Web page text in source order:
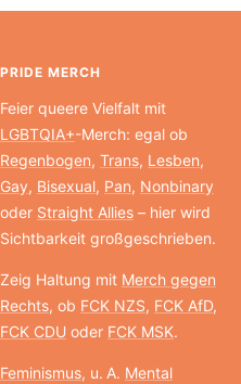
PRIDE MERCH
Feier queere Vielfalt mit
LGBTQIA+-Merch: egal ob
Regenbogen, Trans, Lesben,
Gay, Bisexual, Pan, Nonbinary
oder Straight Allies – hier wird
Sichtbarkeit großgeschrieben.
Zeig Haltung mit Merch gegen
Rechts, ob FCK NZS, FCK AfD,
FCK CDU oder FCK MSK.
Feminismus, u. A. Mental